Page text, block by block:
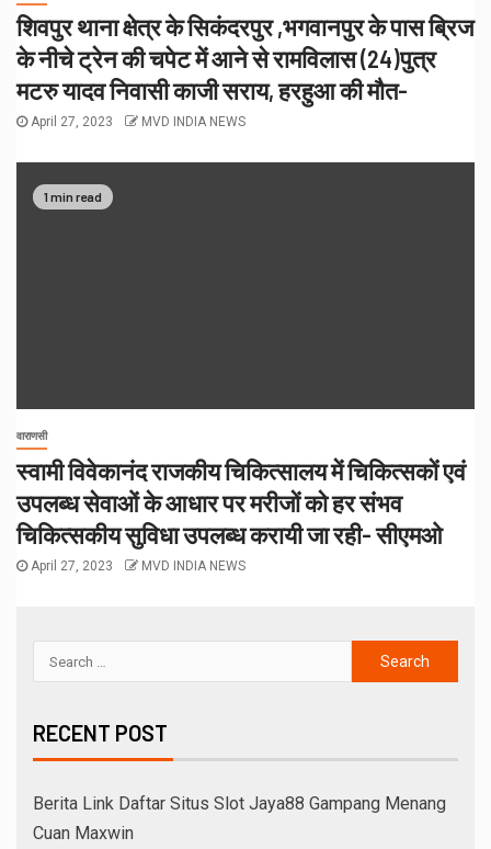
शिवपुर थाना क्षेत्र के सिकंदरपुर ,भगवानपुर के पास ब्रिज
के नीचे ट्रेन की चपेट में आने से रामविलास (24)पुत्र
मटरु यादव निवासी काजी सराय, हरहुआ की मौत-
April 27, 2023 MVD INDIA NEWS
1 min read
वाराणसी
स्वामी विवेकानंद राजकीय चिकित्सालय में चिकित्सकों एवं
उपलब्ध सेवाओं के आधार पर मरीजों को हर संभव
चिकित्सकीय सुविधा उपलब्ध करायी जा रही- सीएमओ
April 27, 2023 MVD INDIA NEWS
RECENT POST
Berita Link Daftar Situs Slot Jaya88 Gampang Menang
Cuan Maxwin